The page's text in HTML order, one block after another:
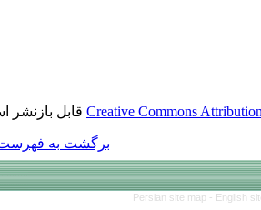
بازنشر است.